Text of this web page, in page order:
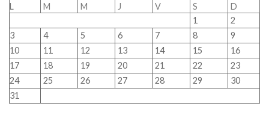
L M M J V S
D
1
2
3
4 5 6 7 8
9
10
11 12 13 14 15
16
17
18 19 20 21 22
23
24
25 26 27 28 29
30
31